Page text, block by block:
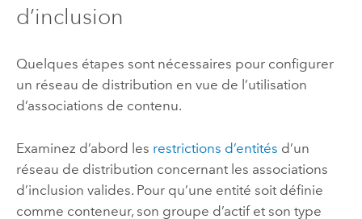
d’inclusion
Quelques étapes sont nécessaires pour configurer
un réseau de distribution en vue de l’utilisation
d’associations de contenu.
Examinez d’abord les restrictions d’entités d’un
réseau de distribution concernant les associations
d’inclusion valides. Pour qu’une entité soit définie
comme conteneur, son groupe d’actif et son type